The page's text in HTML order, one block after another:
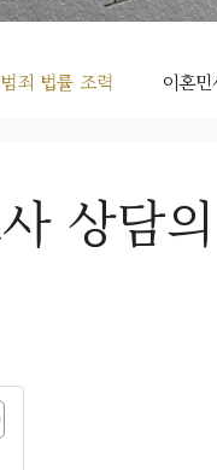
죄 법률 조력 이혼
상담